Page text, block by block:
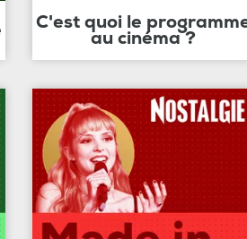
C'est quoi le
au cinéma ?